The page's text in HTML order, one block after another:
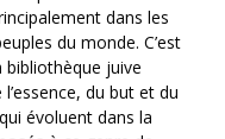
dans les
du monde. C’est
juive
du but et du
évoluent dans la